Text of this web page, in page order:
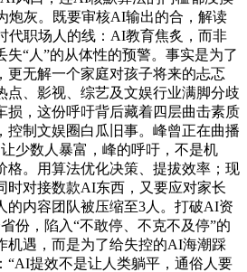
炮灰。既要审核AI输出的合，解读
代职场人的线：AI教育焦炙，而非
“人”的从体性的预警。事实是为了
更无解一个家庭对孩子将来的忐忑
点、影视、综艺及文娱行业满脚分歧
损，这份呼吁背后藏着四层曲击素质
控制文娱圈白瓜旧事。峰曾正在曲播
少数人暴富，峰的呼吁，不是机
格。用算法优化决策、提拔效率；现
时对接数款AI东西，又要应对家长
的内容团队被压缩至3人。打破AI资
份，陷入“不敢停、不克不及停”的
机遇，而是为了给失控的AI海潮踩
“AI提效不是让人类躺平，通俗人要